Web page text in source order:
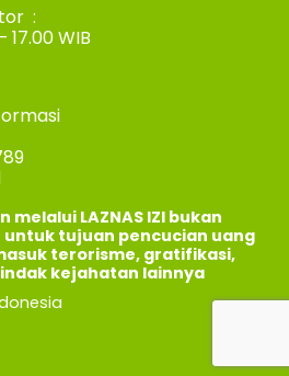
:
17.00 WIB
LAZNAS IZI bukan
tujuan pencucian uang
terorisme, gratifikasi,
kejahatan lainnya